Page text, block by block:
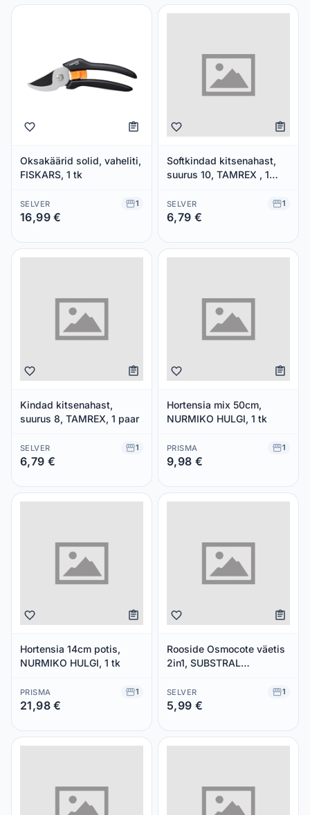
Oksakäärid solid, vaheliti,
FISKARS, 1 tk
SELVER 1
16,99 €
Softkindad kitsenahast,
suurus 10, TAMREX , 1
SELVER 1
6,79 €
Kindad kitsenahast,
suurus 8, TAMREX, 1 paar
SELVER 1
6,79 €
Hortensia mix 50cm,
NURMIKO HULGI, 1 tk
PRISMA 1
9,98 €
Hortensia 14cm potis,
NURMIKO HULGI, 1 tk
PRISMA 1
21,98 €
Rooside Osmocote väetis
2in1, SUBSTRAL
SELVER 1
5,99 €